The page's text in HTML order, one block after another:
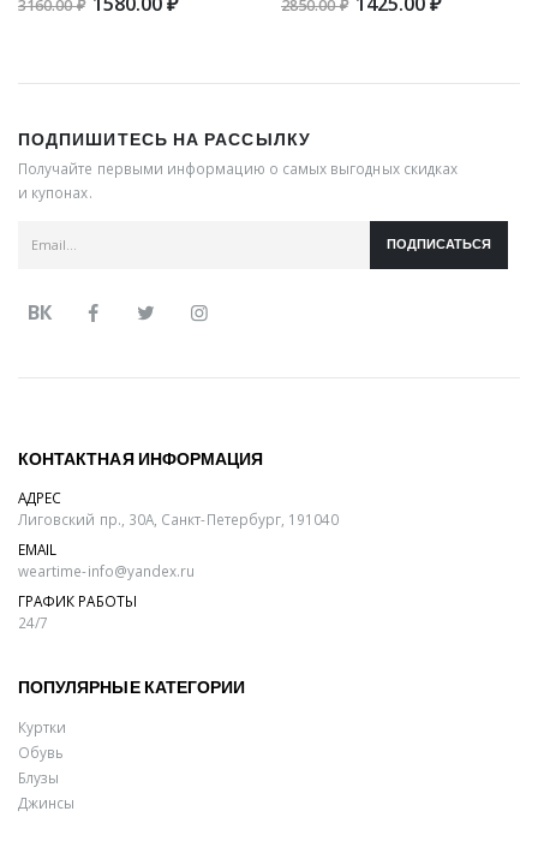
3160.00 ₽ 2850.00 ₽
ПОДПИШИТЕСЬ НА РАССЫЛКУ
Получайте первыми информацию о самых выгодных скидках
и купонах.
ПОДПИСАТЬСЯ
ВК
КОНТАКТНАЯ ИНФОРМАЦИЯ
АДРЕС
Лиговский пр., 30А, Санкт-Петербург, 191040
EMAIL
weartime-info@yandex.ru
ГРАФИК РАБОТЫ
24/7
ПОПУЛЯРНЫЕ КАТЕГОРИИ
Куртки
Обувь
Блузы
Джинсы